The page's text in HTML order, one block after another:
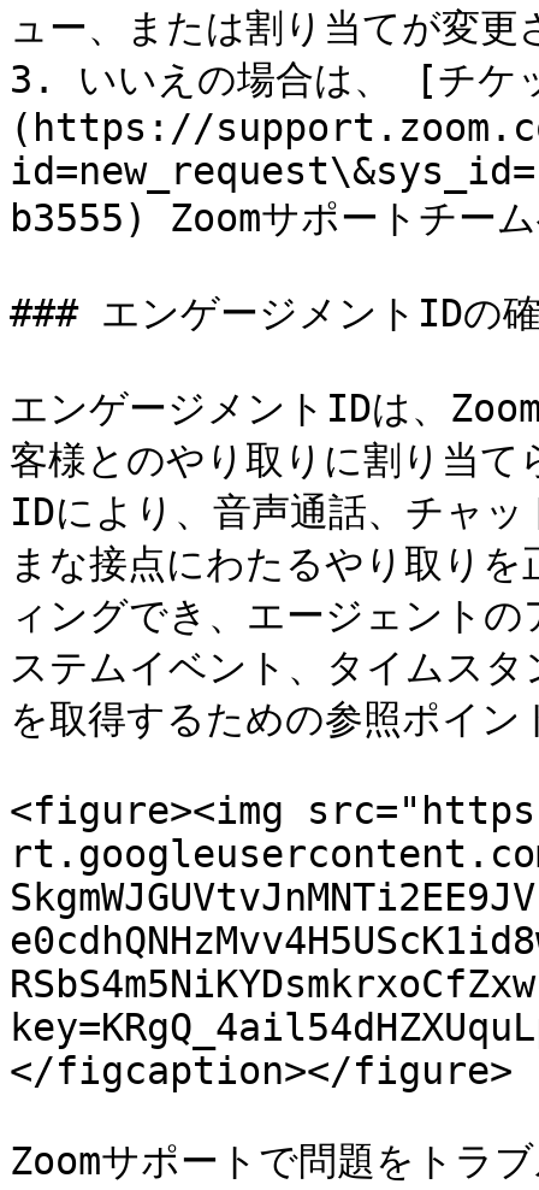
ュー、または割り当てが変更
3. いいえの場合は、 [チケ
(https://
b3555) Zoomサポートチー
### エンゲージメントIDの
エンゲージメントIDは、
客様とのやり取りに割り当
IDにより、音声通話、チャ
まな接点にわたるやり取り
ィングでき、エージェント
ステムイベント、タイムス
を取得するための参照ポイ
<figure><img
</figcaption></figure>
Zoomサポートで問題をトラ